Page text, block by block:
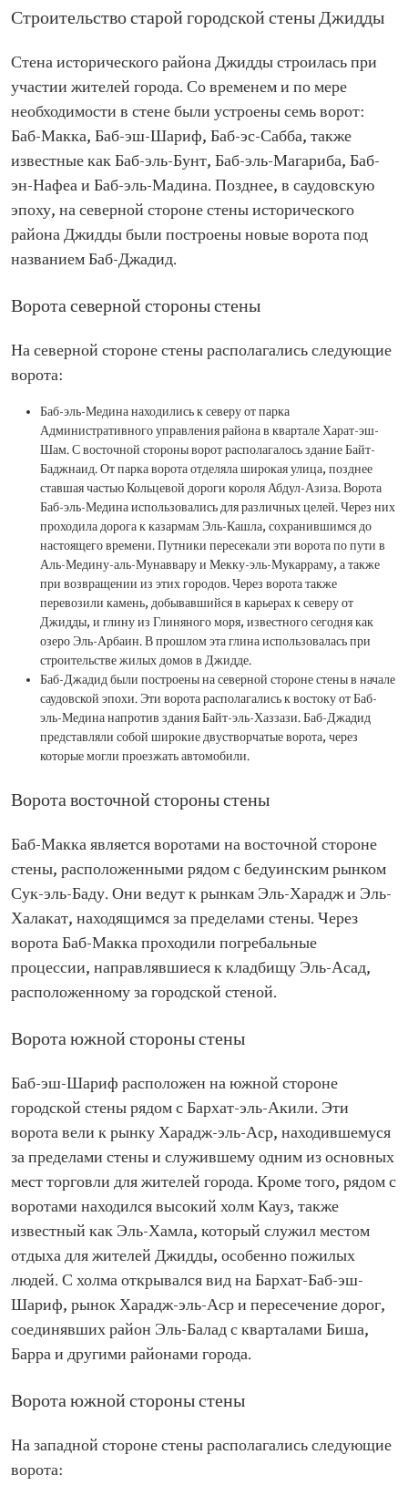
Строительство старой городской стены Джидды
Стена исторического района Джидды строилась при
участии жителей города. Со временем и по мере
необходимости в стене были устроены семь ворот:
Баб-Макка, Баб-эш-Шариф, Баб-эс-Сабба, также
известные как Баб-эль-Бунт, Баб-эль-Магариба, Баб-
эн-Нафеа и Баб-эль-Мадина. Позднее, в саудовскую
эпоху, на северной стороне стены исторического
района Джидды были построены новые ворота под
названием Баб-Джадид.
Ворота северной стороны стены
На северной стороне стены располагались следующие
ворота:
Баб-эль-Медина находились к северу от парка
Административного управления района в квартале Харат-эш-
Шам. С восточной стороны ворот располагалось здание Байт-
Баджнаид. От парка ворота отделяла широкая улица, позднее
ставшая частью Кольцевой дороги короля Абдул-Азиза. Ворота
Баб-эль-Медина использовались для различных целей. Через них
проходила дорога к казармам Эль-Кашла, сохранившимся до
настоящего времени. Путники пересекали эти ворота по пути в
Аль-Медину-аль-Мунаввару и Мекку-эль-Мукарраму, а также
при возвращении из этих городов. Через ворота также
перевозили камень, добывавшийся в карьерах к северу от
Джидды, и глину из Глиняного моря, известного сегодня как
озеро Эль-Арбаин. В прошлом эта глина использовалась при
строительстве жилых домов в Джидде.
Баб-Джадид были построены на северной стороне стены в начале
саудовской эпохи. Эти ворота располагались к востоку от Баб-
эль-Медина напротив здания Байт-эль-Хаззази. Баб-Джадид
представляли собой широкие двустворчатые ворота, через
которые могли проезжать автомобили.
Ворота восточной стороны стены
Баб-Макка является воротами на восточной стороне
стены, расположенными рядом с бедуинским рынком
Сук-эль-Баду. Они ведут к рынкам Эль-Харадж и Эль-
Халакат, находящимся за пределами стены. Через
ворота Баб-Макка проходили погребальные
процессии, направлявшиеся к кладбищу Эль-Асад,
расположенному за городской стеной.
Ворота южной стороны стены
Баб-эш-Шариф расположен на южной стороне
городской стены рядом с Бархат-эль-Акили. Эти
ворота вели к рынку Харадж-эль-Аср, находившемуся
за пределами стены и служившему одним из основных
мест торговли для жителей города. Кроме того, рядом с
воротами находился высокий холм Кауз, также
известный как Эль-Хамла, который служил местом
отдыха для жителей Джидды, особенно пожилых
людей. С холма открывался вид на Бархат-Баб-эш-
Шариф, рынок Харадж-эль-Аср и пересечение дорог,
соединявших район Эль-Балад с кварталами Биша,
Барра и другими районами города.
Ворота южной стороны стены
На западной стороне стены располагались следующие
ворота: